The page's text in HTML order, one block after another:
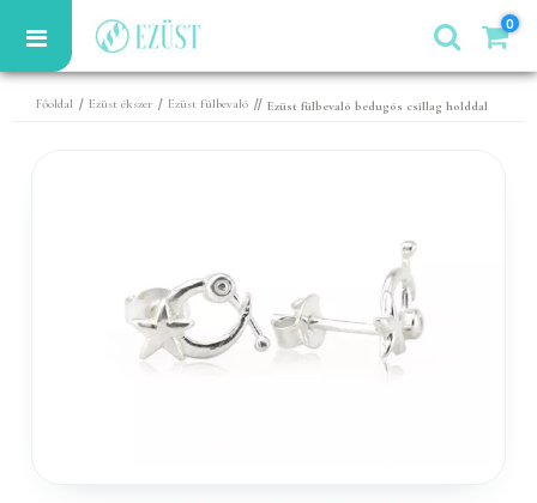
0
Főoldal / Ezüst ékszer / Ezüst fülbevaló // Ezüst fülbevaló bedugós csillag holddal